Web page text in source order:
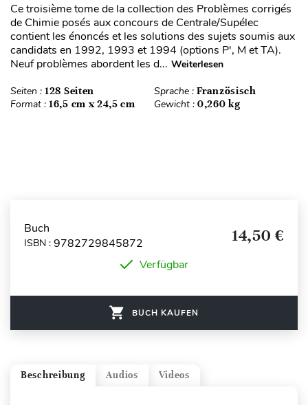
Ce troisième tome de la collection des Problèmes corrigés
de Chimie posés aux concours de Centrale/Supélec
contient les énoncés et les solutions des sujets soumis aux
candidats en 1992, 1993 et 1994 (options P', M et TA).
Neuf problèmes abordent les d... Weiterlesen
Seiten : 128 Seiten Sprache : Französisch
Format : 16,5 cm x 24,5 cm Gewicht : 0,260 kg
Buch
ISBN : 9782729845872 14,50 €
Verfügbar
BUCH KAUFEN
Videos
Audios
Beschreibung